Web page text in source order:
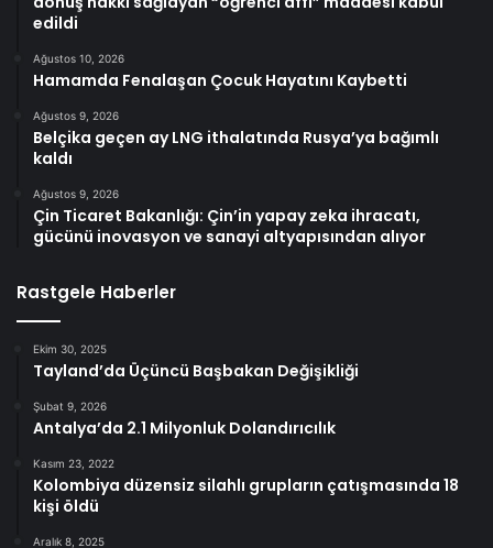
edildi
Ağustos 10, 2026
Hamamda Fenalaşan Çocuk Hayatını Kaybetti
Ağustos 9, 2026
Belçika geçen ay LNG ithalatında Rusya’ya bağımlı
kaldı
Ağustos 9, 2026
Çin Ticaret Bakanlığı: Çin’in yapay zeka ihracatı,
gücünü inovasyon ve sanayi altyapısından alıyor
Rastgele Haberler
Ekim 30, 2025
Tayland’da Üçüncü Başbakan Değişikliği
Şubat 9, 2026
Antalya’da 2.1 Milyonluk Dolandırıcılık
Kasım 23, 2022
Kolombiya düzensiz silahlı grupların çatışmasında 18
kişi öldü
Aralık 8, 2025